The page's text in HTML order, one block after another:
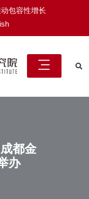
包容性增长
都金
办